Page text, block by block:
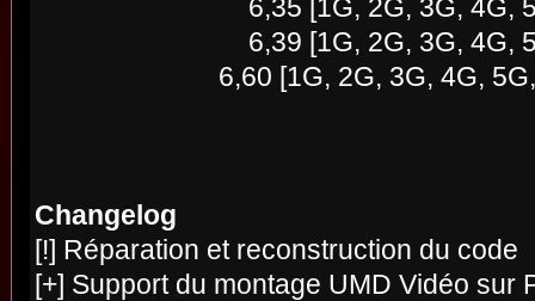
6,35 [1G, 2G, 3G, 4G,
6,39 [1G, 2G, 3G, 4G,
6,60 [1G, 2G, 3G, 4G,
Changelog
[!] Réparation et reconstruction du code
[+] Support du montage UMD Vidéo sur